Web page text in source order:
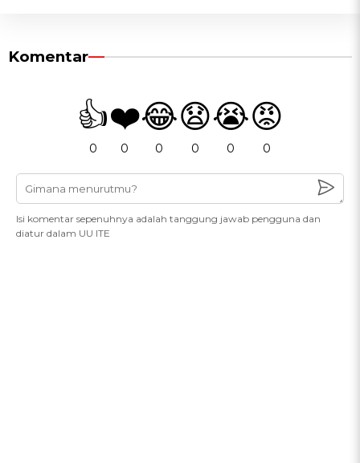
Komentar
👍
0
❤️
0
😂
0
😧
0
😭
0
😡
0
Isi komentar sepenuhnya adalah tanggung jawab pengguna dan
diatur dalam UU ITE